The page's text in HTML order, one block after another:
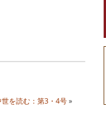
世を読む：第3・4号»